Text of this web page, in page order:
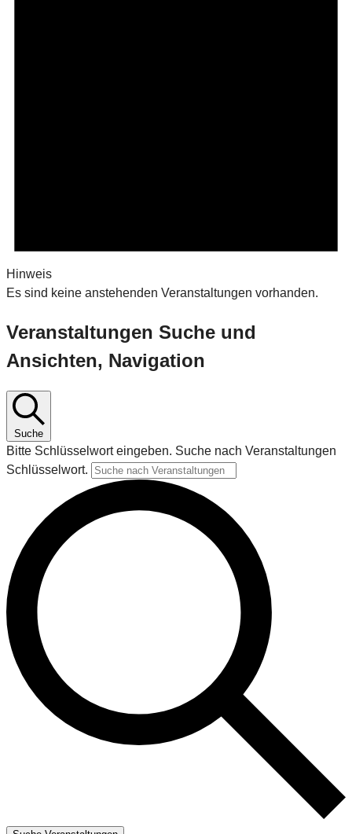
Hinweis
Es sind keine anstehenden Veranstaltungen vorhanden.
Veranstaltungen Suche und
Ansichten, Navigation
Suche
Bitte Schlüsselwort eingeben. Suche nach Veranstaltungen
Schlüsselwort.